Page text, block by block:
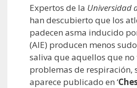
Expertos de la Universidad
han descubierto que los
padecen asma inducido
(AIE) producen menos
saliva que aquellos que no
problemas de respiración,
aparece publicado en ‘